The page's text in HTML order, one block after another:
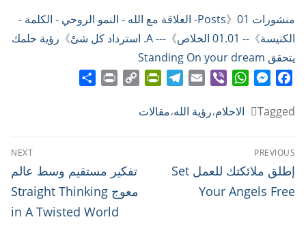
منشورات Posts 》
01- العلاقة مع الله - النمو الروحي - الكلمة -
الكنيسة》 -- 01.01 الخلاص 》 --- A. استرداد كل شىْ 》 رؤية حلمك
يتحقق Standing On your dream
Tagged
الاحلام،رؤية الله،مقالات
تصفّح
المقالات
PREVIOUS
Previous
post:
إطلق ملائكتك للعمل Set
Your Angels Free
NEXT
Next
post:
تفكير مستقيم وسط عالم
معوج Straight Thinking
in A Twisted World